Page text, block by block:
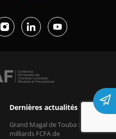
Dernières actualités
Grand Magal de Touba : 630
milliards FCFA de